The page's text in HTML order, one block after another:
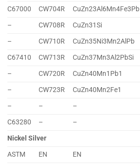
C67000 CW704R CuZn23Al6Mn4Fe3Pb
–
CW708R CuZn31Si
–
CW710R CuZn35Ni3Mn2AlPb
C67410
CW713R CuZn37Mn3Al2PbSi
–
CW720R CuZn40Mn1Pb1
–
CW723R CuZn40Mn2Fe1
–
– –
C63280
– –
Nickel Silver
ASTM
EN EN